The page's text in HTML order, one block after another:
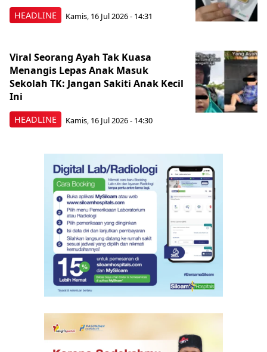
HEADLINE Kamis, 16 Jul 2026 - 14:31
HEADLINE
Viral Seorang Ayah Tak Kuasa
Menangis Lepas Anak Masuk
Sekolah TK: Jangan Sakiti Anak Kecil
Ini
Kamis, 16 Jul 2026 - 14:30